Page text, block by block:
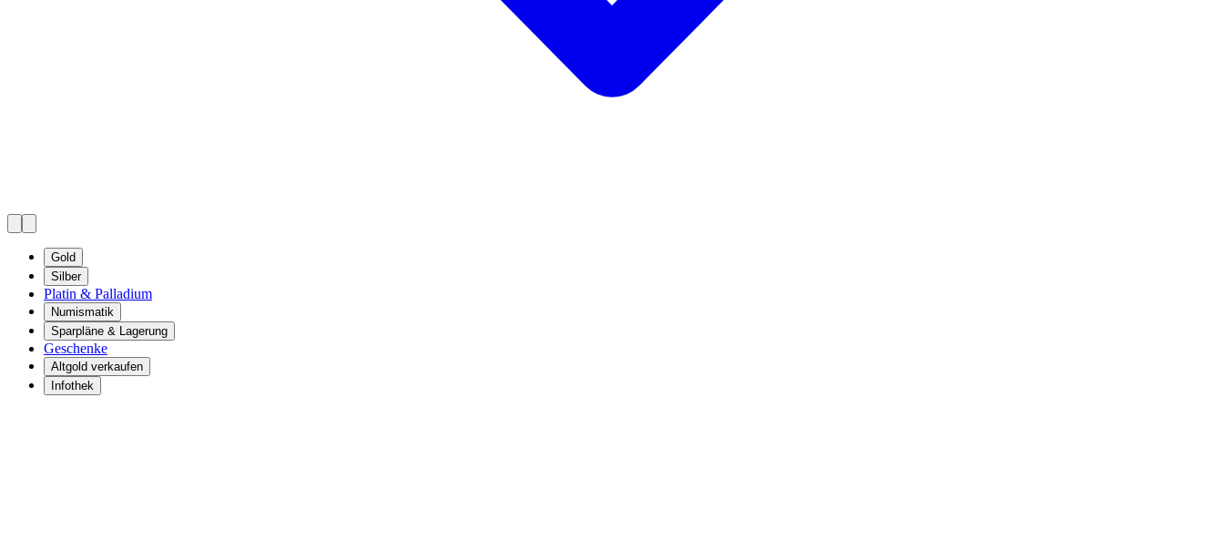
Gold
Silber
Platin & Palladium
Numismatik
Sparpläne & Lagerung
Geschenke
Altgold verkaufen
Infothek